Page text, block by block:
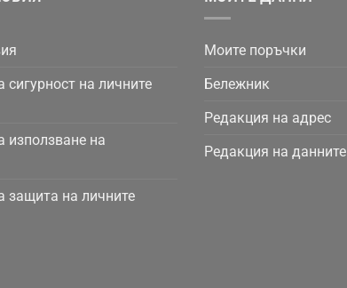
сигурност на личните
използване на
защита на личните
Моите поръчки
Бележник
Редакция на адрес
Редакция на данните